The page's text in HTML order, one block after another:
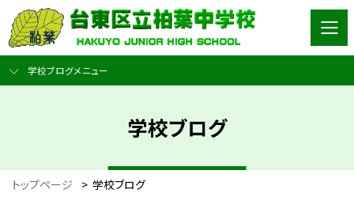
学校ブログメニュー
学校ブログ
トップページ > 学校ブログ